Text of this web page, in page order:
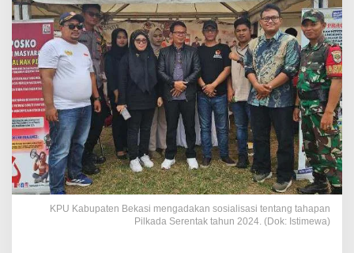
k
a
s
i
s
i
i
s
a
s
i
KPU Kabupaten Bekasi mengadakan sosialisasi tentang tahapan
Pilkada Serentak tahun 2024. (Dok: Istimewa)